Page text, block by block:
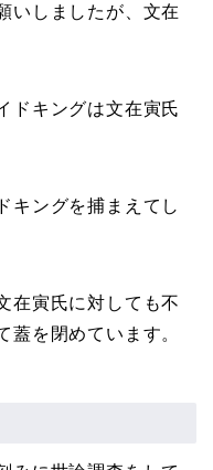
いしましたが、文在
ドキングは文在寅氏
キングを捕まえてし
在寅氏に対しても不
蓋を閉めています。